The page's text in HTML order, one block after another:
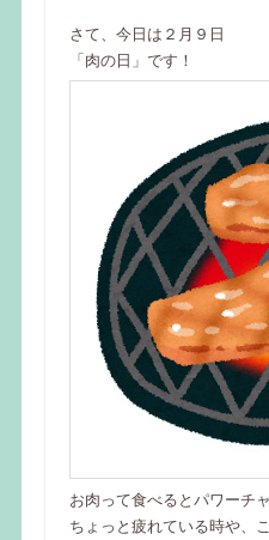
さて、今日は２月９日
「肉の日」です！
お肉って食べるとパワーチ
ちょっと疲れている時や、